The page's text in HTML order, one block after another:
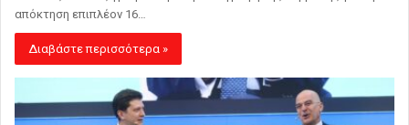
απόκτηση επιπλέον 16…
Διαβάστε περισσότερα »